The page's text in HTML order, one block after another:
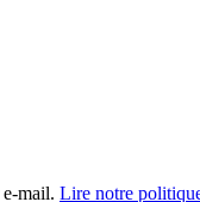
mail. Lire notre